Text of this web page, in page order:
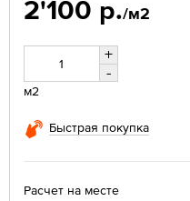
2'100 р./м2
+
-
м2
Быстрая покупка
Расчет на месте